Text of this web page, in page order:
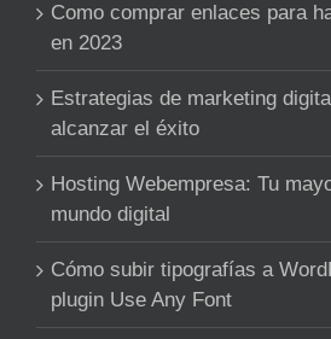
Como comprar enlaces para
en 2023
Estrategias de marketing
alcanzar el éxito
Hosting Webempresa: Tu
mundo digital
Cómo subir tipografías a
plugin Use Any Font